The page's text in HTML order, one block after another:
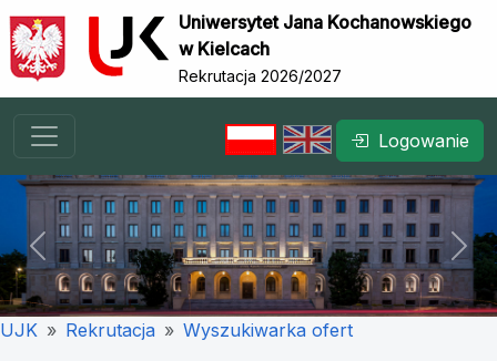
Uniwersytet Jana Kochanowskiego
w Kielcach
Rekrutacja 2026/2027
Logowanie
Previous Next
UJK Rekrutacja Wyszukiwarka ofert